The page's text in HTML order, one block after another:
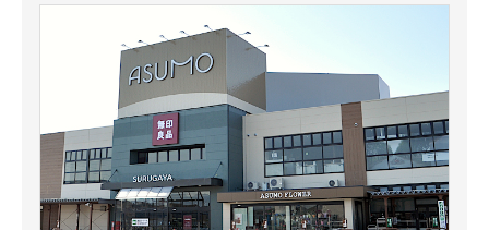
進化するPCとデバイスの未来
好きが集まる 比べて選べる
ビジネスと働き方のヒント
AI活用のいまが分かる